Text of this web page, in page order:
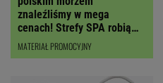
znaleźliśmy w mega
cenach! Strefy SPA robią
wrażenie
MATERIAŁ PROMOCYJNY